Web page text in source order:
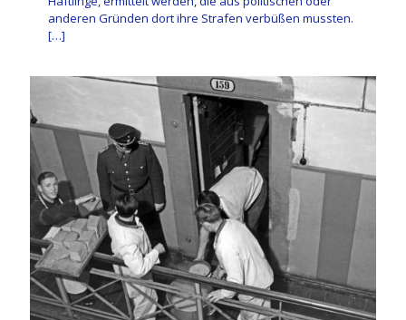
anderen Gründen dort ihre Strafen verbüßen mussten.
[…]